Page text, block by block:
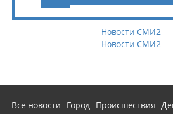
Новости СМИ2
Новости СМИ2
Все новости Город Происшествия